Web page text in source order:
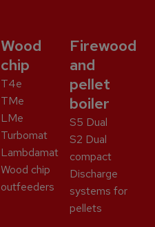
Wood
chip
T4e
TMe
LMe
Turbomat
Lambdamat
Wood chip
outfeeders
Firewood
and
pellet
boiler
S5 Dual
S2 Dual
compact
Discharge
systems for
pellets